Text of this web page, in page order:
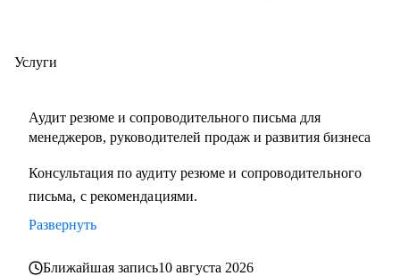
сопроводительное письмо.
• Определиться с карьерной целью.
уровня до руководителя подразделения.
команды.
сотрудником/руководителем.
Услуги
Аудит резюме и сопроводительного письма для
менеджеров, руководителей продаж и развития бизнеса
Консультация по аудиту резюме и сопроводительного
письма, с рекомендациями.
Развернуть
Ближайшая запись10 августа 2026